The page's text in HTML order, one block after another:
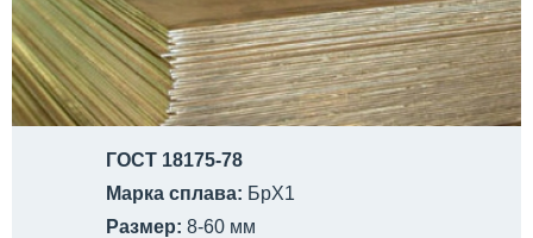
ГОСТ 18175-78
Марка сплава: БрХ1
Размер: 8-60 мм